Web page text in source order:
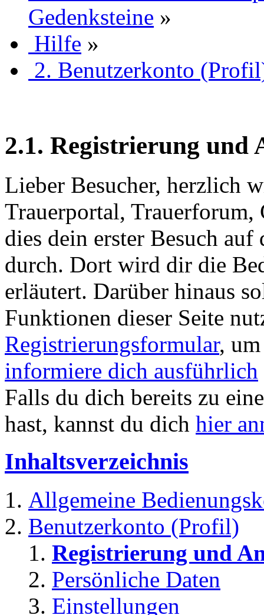
Gedenksteine »
Hilfe »
2. Benutzerkonto
2.1. Registrierung und
Lieber Besucher, herzlich
Trauerportal, Trauerforum,
dies dein erster Besuch
durch. Dort wird dir die
erläutert. Darüber hinaus
Funktionen dieser Seite
Registrierungsformular,
informiere dich ausführlich
Falls du dich bereits zu
hast, kannst du dich hier
Inhaltsverzeichnis
Allgemeine
Benutzerkonto (Profil)
Registrierung und
Persönliche Daten
Einstellungen